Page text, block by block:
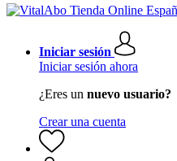
Iniciar sesión
Iniciar sesión ahora
¿Eres un nuevo usuario?
Crear una cuenta